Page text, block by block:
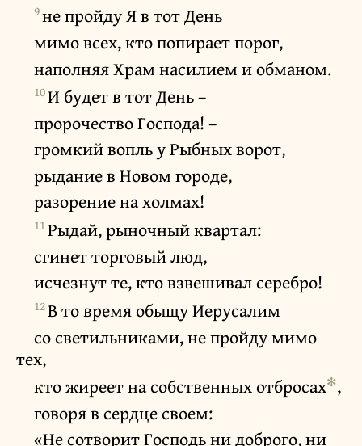
9не пройду Я в тот День
мимо всех, кто попирает порог,
наполняя Храм насилием и обманом.
10И будет в тот День –
пророчество Господа! –
громкий вопль у Рыбных ворот,
рыдание в Новом городе,
разорение на холмах!
11Рыдай, рыночный квартал:
сгинет торговый люд,
исчезнут те, кто взвешивал серебро!
12В то время обыщу Иерусалим
со светильниками, не пройду мимо
тех,
кто жиреет на собственных отбросах✻,
говоря в сердце своем:
«Не сотворит Господь ни доброго, ни